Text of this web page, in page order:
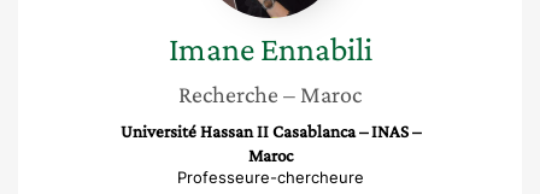
Imane Ennabili
Recherche – Maroc
Université Hassan II Casablanca – INAS –
Maroc
Professeure-chercheure